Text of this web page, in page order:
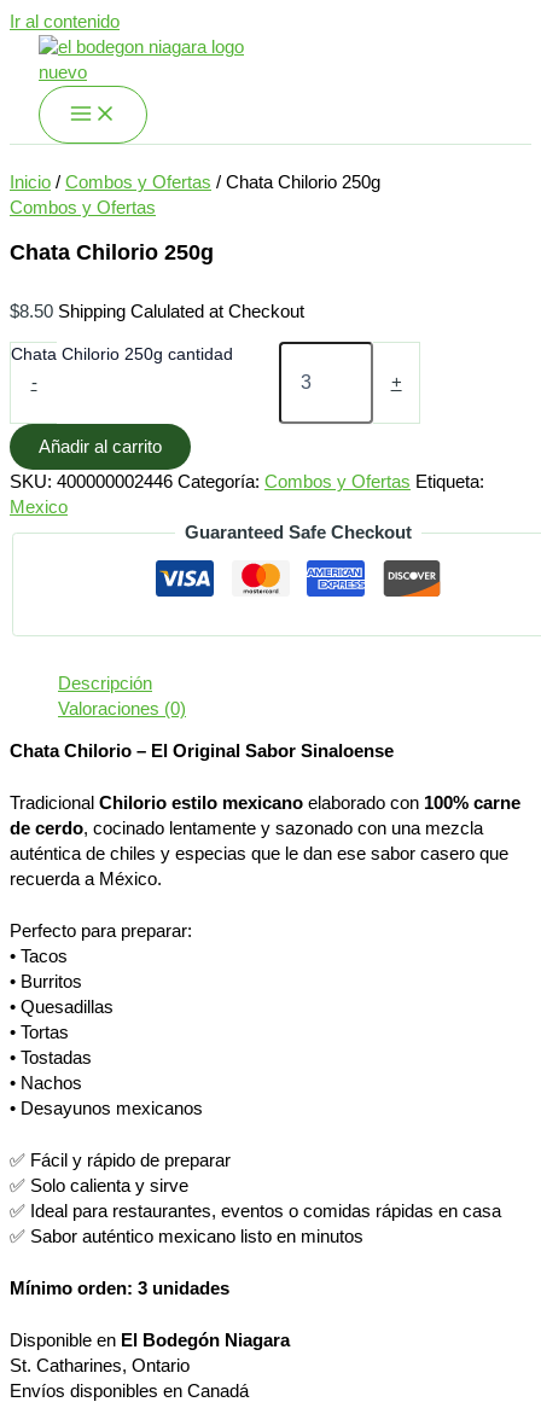
Ir al contenido
Inicio / Combos y Ofertas / Chata Chilorio 250g
Combos y Ofertas
Chata Chilorio 250g
$8.50 Shipping Calulated at Checkout
-
Chata Chilorio 250g cantidad
+
Añadir al carrito
SKU: 400000002446 Categoría: Combos y Ofertas Etiqueta:
Mexico
Guaranteed Safe Checkout
Descripción
Valoraciones (0)
Chata Chilorio – El Original Sabor Sinaloense
Tradicional Chilorio estilo mexicano elaborado con 100% carne
de cerdo, cocinado lentamente y sazonado con una mezcla
auténtica de chiles y especias que le dan ese sabor casero que
recuerda a México.
Perfecto para preparar:
• Tacos
• Burritos
• Quesadillas
• Tortas
• Tostadas
• Nachos
• Desayunos mexicanos
✅ Fácil y rápido de preparar
✅ Solo calienta y sirve
✅ Ideal para restaurantes, eventos o comidas rápidas en casa
✅ Sabor auténtico mexicano listo en minutos
Mínimo orden: 3 unidades
Disponible en El Bodegón Niagara
St. Catharines, Ontario
Envíos disponibles en Canadá